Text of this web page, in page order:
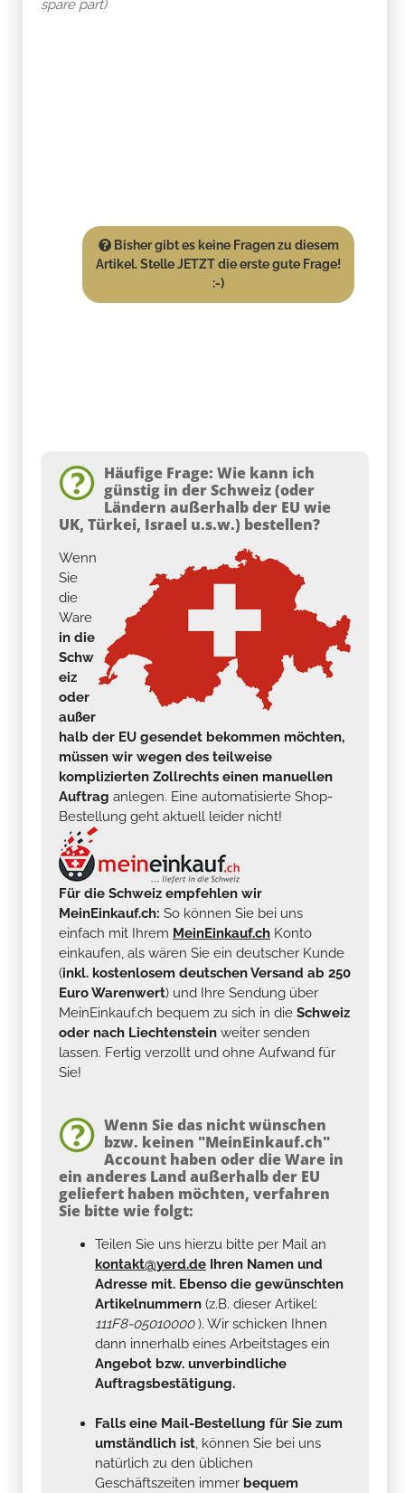
spare part)
Bisher gibt es keine Fragen zu diesem
Artikel. Stelle JETZT die erste gute Frage!
:-)
Häufige Frage: Wie kann ich
günstig in der Schweiz (oder
Ländern außerhalb der EU wie
UK, Türkei, Israel u.s.w.) bestellen?
Wenn
Sie
die
Ware
in die
Schw
eiz
oder
außer
halb der EU gesendet bekommen möchten,
müssen wir wegen des teilweise
komplizierten Zollrechts einen manuellen
Auftrag anlegen. Eine automatisierte Shop-
Bestellung geht aktuell leider nicht!
Für die Schweiz empfehlen wir
MeinEinkauf.ch: So können Sie bei uns
einfach mit Ihrem MeinEinkauf.ch Konto
einkaufen, als wären Sie ein deutscher Kunde
(inkl. kostenlosem deutschen Versand ab 250
Euro Warenwert) und Ihre Sendung über
MeinEinkauf.ch bequem zu sich in die Schweiz
oder nach Liechtenstein weiter senden
lassen. Fertig verzollt und ohne Aufwand für
Sie!
Wenn Sie das nicht wünschen
bzw. keinen "MeinEinkauf.ch"
Account haben oder die Ware in
ein anderes Land außerhalb der EU
geliefert haben möchten, verfahren
Sie bitte wie folgt:
Teilen Sie uns hierzu bitte per Mail an
kontakt@yerd.de Ihren Namen und
Adresse mit. Ebenso die gewünschten
Artikelnummern (z.B. dieser Artikel:
111F8-05010000). Wir schicken Ihnen
dann innerhalb eines Arbeitstages ein
Angebot bzw. unverbindliche
Auftragsbestätigung.
Falls eine Mail-Bestellung für Sie zum
umständlich ist, können Sie bei uns
natürlich zu den üblichen
Geschäftszeiten immer bequem